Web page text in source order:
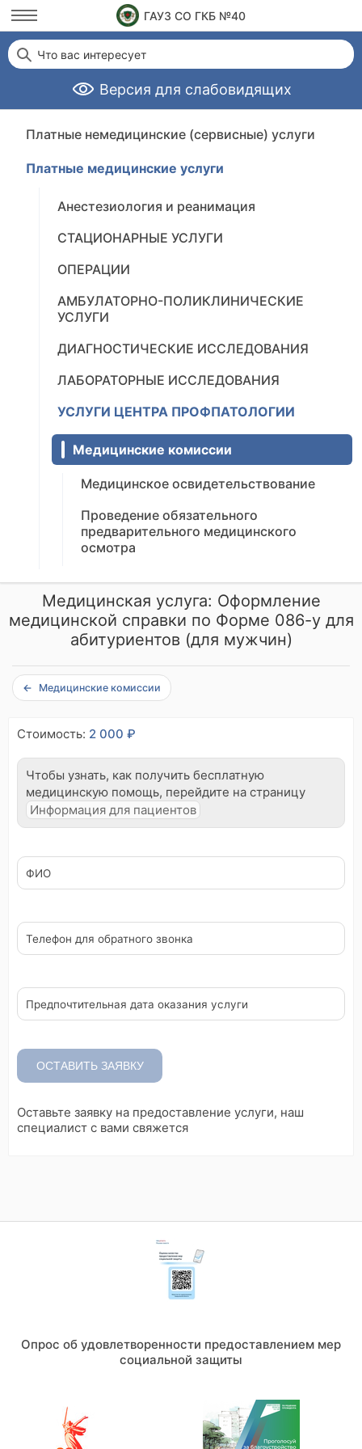
ГАУЗ СО ГКБ №40
Версия для слабовидящих
Что вас интересует
Платные немедицинские (сервисные) услуги
Платные медицинские услуги
Анестезиология и реанимация
СТАЦИОНАРНЫЕ УСЛУГИ
ОПЕРАЦИИ
АМБУЛАТОРНО-ПОЛИКЛИНИЧЕСКИЕ
УСЛУГИ
ДИАГНОСТИЧЕСКИЕ ИССЛЕДОВАНИЯ
ЛАБОРАТОРНЫЕ ИССЛЕДОВАНИЯ
УСЛУГИ ЦЕНТРА ПРОФПАТОЛОГИИ
Медицинские комиссии
Медицинское освидетельствование
Проведение обязательного
предварительного медицинского
осмотра
Медицинская услуга: Оформление
медицинской справки по Форме 086-у для
абитуриентов (для мужчин)
Медицинские комиссии
Стоимость: 2 000 ₽
Чтобы узнать, как получить бесплатную
медицинскую помощь, перейдите на страницу
Информация для пациентов
ФИО
Телефон для обратного звонка
Предпочтительная дата оказания услуги
ОСТАВИТЬ ЗАЯВКУ
Оставьте заявку на предоставление услуги, наш
специалист с вами свяжется
Опрос об удовлетворенности предоставлением мер
социальной защиты